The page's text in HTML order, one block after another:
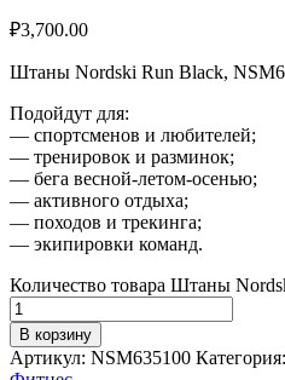
₽3,700.00
Штаны Nordski Run Black,
Подойдут для:
— спортсменов и любителей;
— тренировок и разминок;
— бега весной-летом-осенью;
— активного отдыха;
— походов и трекинга;
— экипировки команд.
Количество товара Штаны
В корзину
Артикул: NSM635100 Категория: